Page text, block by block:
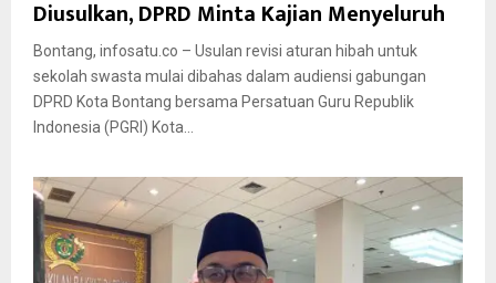
Diusulkan, DPRD Minta Kajian Menyeluruh
Bontang, infosatu.co – Usulan revisi aturan hibah untuk
sekolah swasta mulai dibahas dalam audiensi gabungan
DPRD Kota Bontang bersama Persatuan Guru Republik
Indonesia (PGRI) Kota...